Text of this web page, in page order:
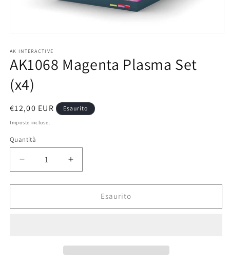
multimediali
1
in
modale
AK INTERACTIVE
AK1068 Magenta Plasma Set
(x4)
Prezzo
di
€12,00 EUR Esaurito
Imposte incluse.
Quantità
Diminuisci
quantità
per
Magenta
Aumenta
quantità
per
AK1068
Magenta
Esaurito